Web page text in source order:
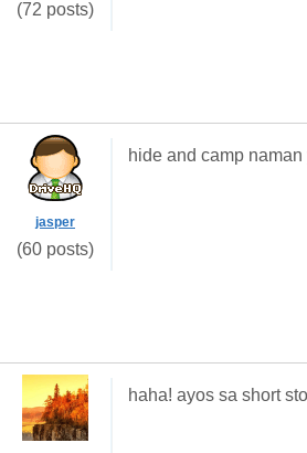
(72 posts)
jasper
(60 posts)
hide and camp
haha! ayos sa short